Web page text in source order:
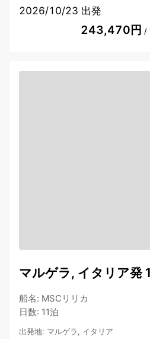
2026/10/23 出発
243,470円 /
マルゲラ, イタリア発
船名: MSCリリカ
日数: 11泊
出発地: マルゲラ, イタリア